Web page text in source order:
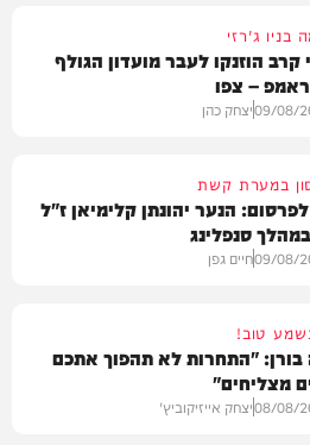
בניו ג'רזי
קרב הוזנקו לעבר מועדון הגולף
– צפו
09/08/יצחק כהן
במערת קשת
הנער יהונתן קלימיאן ז"ל
סנפלינג
09/08/חיים גפן
טוב!
בורן: "התחרות לא תהפוך אתכם
מצליחים"
08/08/יצחק אייזיקוביץ'